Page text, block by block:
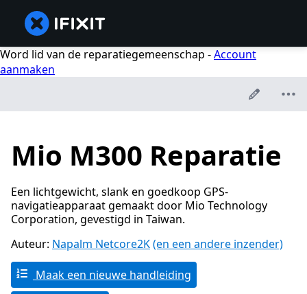
Word lid van de reparatiegemeenschap -Account
aanmaken
Mio M300 Reparatie
Een lichtgewicht, slank en goedkoop GPS-
navigatieapparaat gemaakt door Mio Technology
Corporation, gevestigd in Taiwan.
Auteur: Napalm Netcore2K(en een andere inzender)
Maak een nieuwe handleiding